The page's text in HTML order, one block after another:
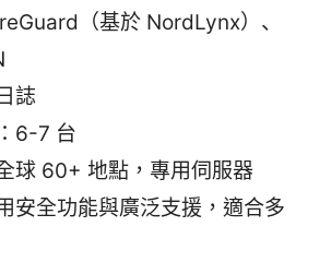
（基於 NordLynx）、
誌
6-7 台
球 60+ 地點，專用伺服器
安全功能與廣泛支援，適合多